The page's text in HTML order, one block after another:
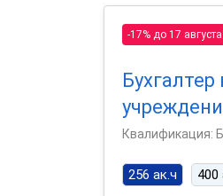
-17% до 17 августа
Квалификация:
256 ак.ч 400